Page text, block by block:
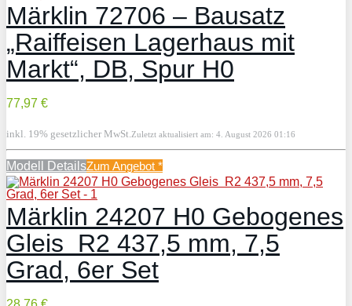
Märklin 72706 – Bausatz
„Raiffeisen Lagerhaus mit
Markt“, DB, Spur H0
77,97 €
inkl. 19% gesetzlicher MwSt. Zuletzt aktualisiert am: 4. August 2026 01:16
Modell DetailsZum Angebot *
Märklin 24207 H0 Gebogenes
Gleis R2 437,5 mm, 7,5
Grad, 6er Set